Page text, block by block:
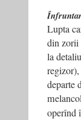
Lupta
din zorii
la
departe
operînd